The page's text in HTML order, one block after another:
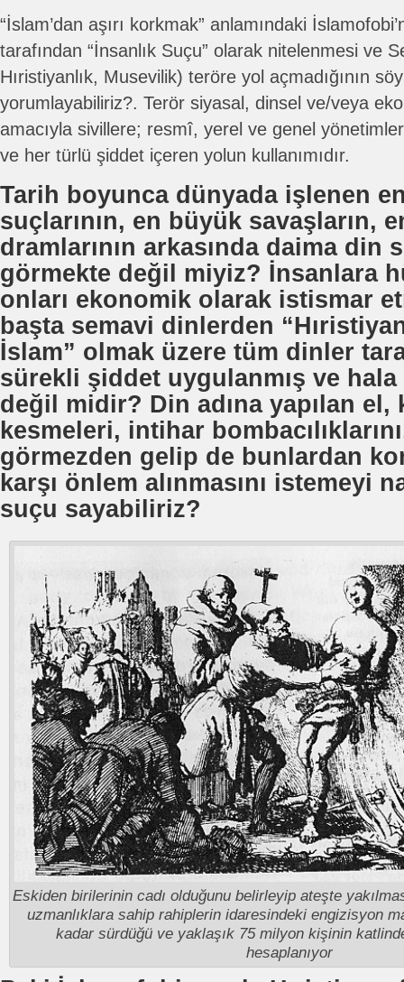
“İslam’dan aşırı korkmak” anlamındaki
tarafından “İnsanlık Suçu” olarak nitelenmesi ve
Hıristiyanlık, Musevilik) teröre yol açmadığının
yorumlayabiliriz?. Terör siyasal, dinsel ve/veya
amacıyla sivillere; resmî, yerel ve genel
ve her türlü şiddet içeren yolun kullanımıdır.
Tarih boyunca dünyada işlenen
suçlarının, en büyük savaşların,
dramlarının arkasında daima din
görmekte değil miyiz? İnsanlara
onları ekonomik olarak istismar
başta semavi dinlerden
İslam” olmak üzere tüm dinler
sürekli şiddet uygulanmış ve
değil midir? Din adına yapılan el,
kesmeleri, intihar
görmezden gelip de bunlardan
karşı önlem alınmasını istemeyi
suçu sayabiliriz?
Eskiden birilerinin cadı olduğunu belirleyip ateşte
uzmanlıklara sahip rahiplerin idaresindeki engizisyon
kadar sürdüğü ve yaklaşık 75 milyon kişinin
hesaplanıyor